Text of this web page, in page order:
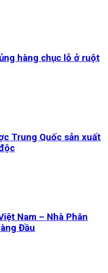
hàng chục lỗ ở ruột
Trung Quốc sản xuất
Nam – Nhà Phân
Đầu